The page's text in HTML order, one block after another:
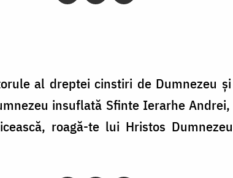
al dreptei cinstiri de Dumnezeu
insuflată Sfinte Ierarhe
roagă-te lui Hristos